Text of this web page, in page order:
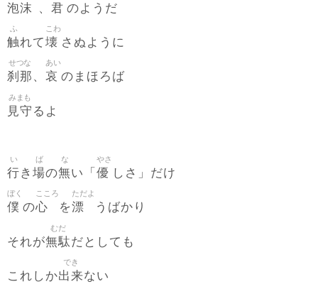
泡沫 、 君 のようだ
触
ふ
れて壊
こわ
さぬように
刹那
せつな
、 哀
あい
のまほろば
見守
みまも
るよ
行
い
き 場
ば
の無
な
い「 優
やさ
しさ」だけ
僕
ぼく
の心
こころ
を漂
ただよ
うばかり
それが無駄
むだ
だとしても
これしか出来
でき
ない